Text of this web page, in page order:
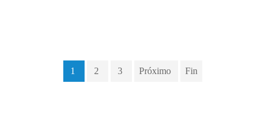
1 2 3 Próximo Fin